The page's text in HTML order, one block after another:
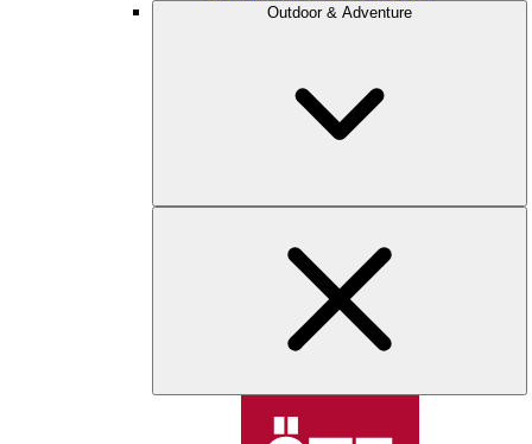
Outdoor & Adventure